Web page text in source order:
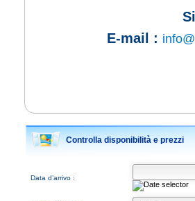
E-mail :
Controlla disponibilità e prezzi
Data d’arrivo :